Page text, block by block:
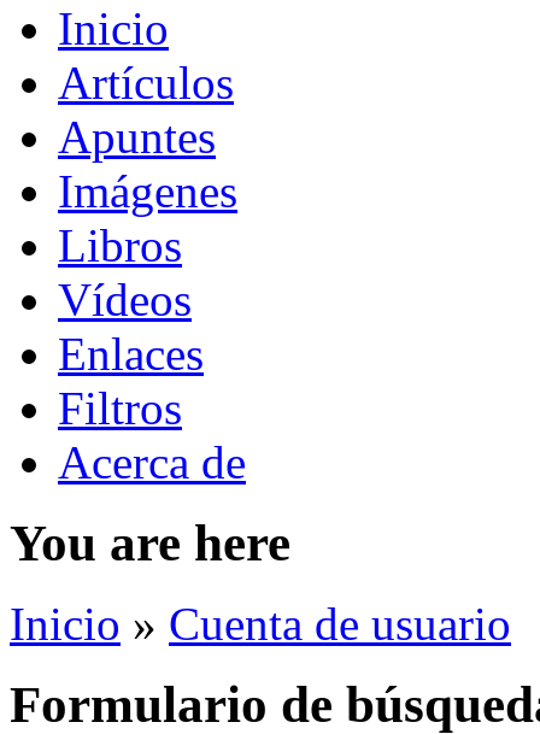
Inicio
Artículos
Apuntes
Imágenes
Libros
Vídeos
Enlaces
Filtros
Acerca de
You are here
Inicio » Cuenta de usuario
Formulario de